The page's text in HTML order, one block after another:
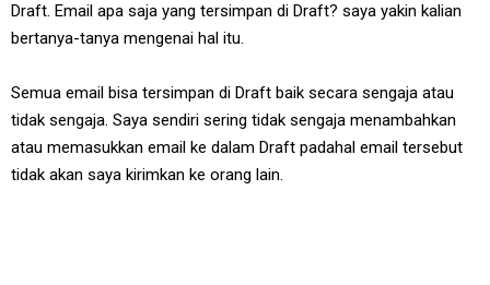
Draft. Email apa saja yang tersimpan di Draft? saya yakin kalian
bertanya-tanya mengenai hal itu.
Semua email bisa tersimpan di Draft baik secara sengaja atau
tidak sengaja. Saya sendiri sering tidak sengaja menambahkan
atau memasukkan email ke dalam Draft padahal email tersebut
tidak akan saya kirimkan ke orang lain.